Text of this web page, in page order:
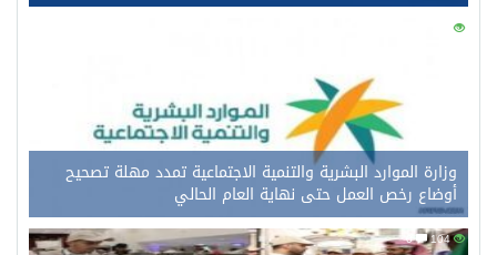
123
وزارة الموارد البشرية والتنمية الاجتماعية تمدد مهلة تصحيح
أوضاع رخص العمل حتى نهاية العام الحالي
104
0